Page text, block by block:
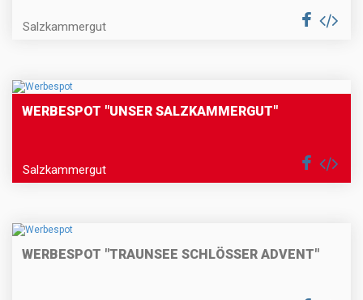
Salzkammergut
WERBESPOT "UNSER SALZKAMMERGUT"
Salzkammergut
WERBESPOT "TRAUNSEE SCHLÖSSER ADVENT"